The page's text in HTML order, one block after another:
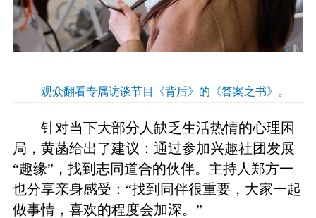
观众翻看专属访谈节目《背后》的《答案之书》。
针对当下大部分人缺乏生活热情的心理困
局，黄菡给出了建议：通过参加兴趣社团发展
“趣缘”，找到志同道合的伙伴。主持人郑方一
也分享亲身感受：“找到同伴很重要，大家一起
做事情，喜欢的程度会加深。”